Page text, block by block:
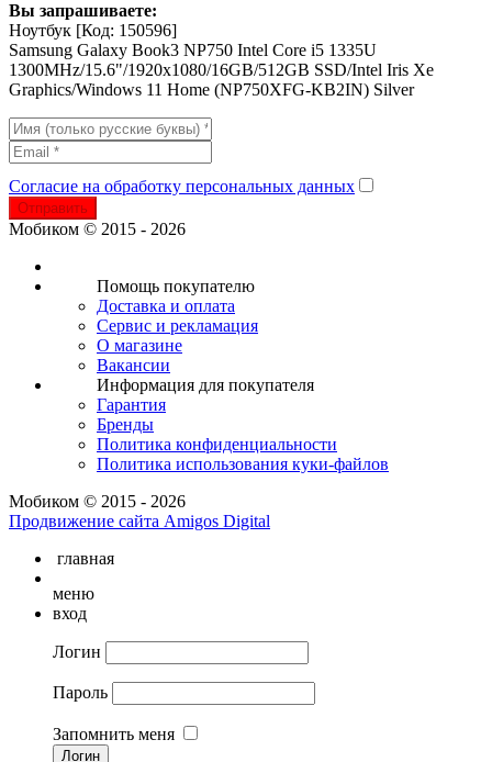
Вы запрашиваете:
Ноутбук [Код: 150596]
Samsung Galaxy Book3 NP750 Intel Core i5 1335U
1300MHz/15.6"/1920x1080/16GB/512GB SSD/Intel Iris Xe
Graphics/Windows 11 Home (NP750XFG-KB2IN) Silver
Согласие на обработку персональных данных
Отправить
Мобиком © 2015 - 2026
Помощь покупателю
Доставка и оплата
Сервис и рекламация
О магазине
Вакансии
Информация для покупателя
Гарантия
Бренды
Политика конфиденциальности
Политика использования куки-файлов
Мобиком © 2015 - 2026
Продвижение сайта Amigos Digital
главная
меню
вход
Логин
Пароль
Запомнить меня